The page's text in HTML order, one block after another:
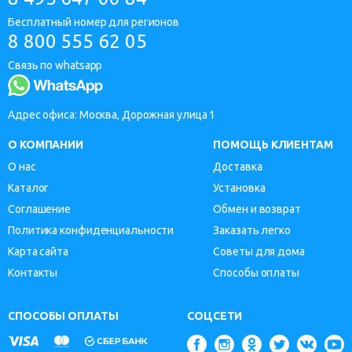
Бесплатный номер для регионов
8 800 555 62 05
Связь по whatsapp
Адрес офиса: Москва, Дорожная улица 1
О КОМПАНИИ
О нас
Каталог
Соглашение
Политика конфиденциальности
Карта сайта
Контакты
ПОМОЩЬ КЛИЕНТАМ
Доставка
Установка
Обмен и возврат
Заказать легко
Советы для дома
Способы оплаты
СПОСОБЫ ОПЛАТЫ СОЦСЕТИ